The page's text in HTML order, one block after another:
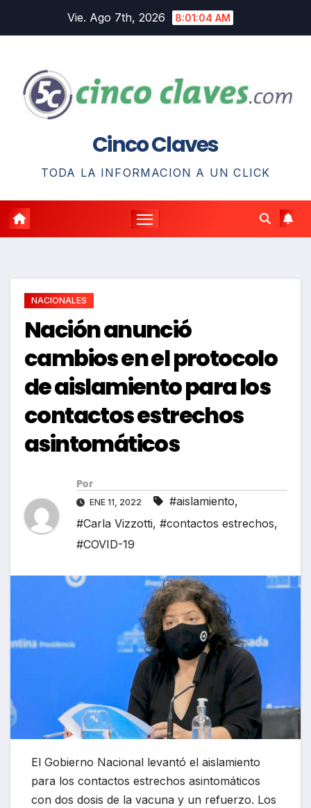
Vie. Ago 7th, 2026 8:01:05 AM
Cinco Claves
TODA LA INFORMACION A UN CLICK
NACIONALES
Nación anunció
cambios en el protocolo
de aislamiento para los
contactos estrechos
asintomáticos
Por
ENE 11, 2022 #aislamiento,
#Carla Vizzotti, #contactos estrechos,
#COVID-19
El Gobierno Nacional levantó el aislamiento
para los contactos estrechos asintomáticos
con dos dosis de la vacuna y un refuerzo. Los